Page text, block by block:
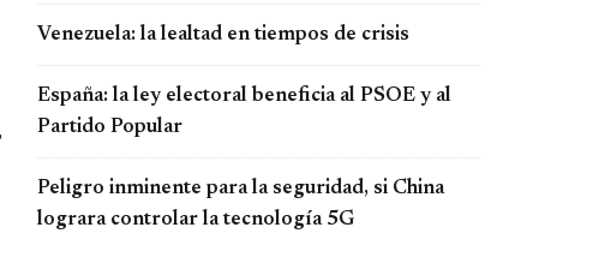
Venezuela: la lealtad en tiempos de crisis
España: la ley electoral beneficia al PSOE y al
Partido Popular
Peligro inminente para la seguridad, si China
lograra controlar la tecnología 5G